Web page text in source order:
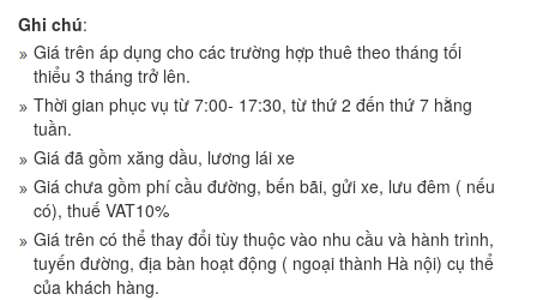
Ghi chú:
Giá trên áp dụng cho các trường hợp thuê theo tháng tối
thiểu 3 tháng trở lên.
Thời gian phục vụ từ 7:00- 17:30, từ thứ 2 đến thứ 7 hằng
tuần.
Giá đã gồm xăng dầu, lương lái xe
Giá chưa gồm phí cầu đường, bến bãi, gửi xe, lưu đêm ( nếu
có), thuế VAT10%
Giá trên có thể thay đổi tùy thuộc vào nhu cầu và hành trình,
tuyến đường, địa bàn hoạt động ( ngoại thành Hà nội) cụ thể
của khách hàng.